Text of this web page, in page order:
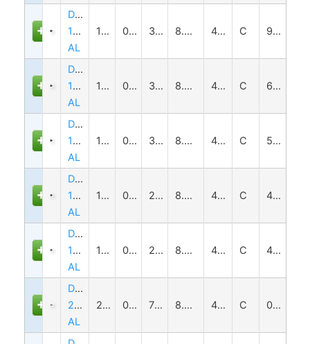
DTCM120-
190H-
AL
190 0.042 330±5 8.0(1/2") 4.2 C 9.6
DTCM120-
170-
AL
170 0.047 318±5 8.0(1/2") 4.2 C 6.4
DTCM120-
150-
AL
150 0.053 300±5 8.0(1/2") 4.2 C 5.6
DTCM120-
136-
AL
136 0.059 288±5 8.0(1/2") 4.2 C 4.2
DTCM120-
120H-
AL
120 0.067 273±5 8.0(1/2") 4.2 C 4.1
DTCM120-
26-
AL
26 0.308 73±1 8.0(1/2") 4.2 C 0.3